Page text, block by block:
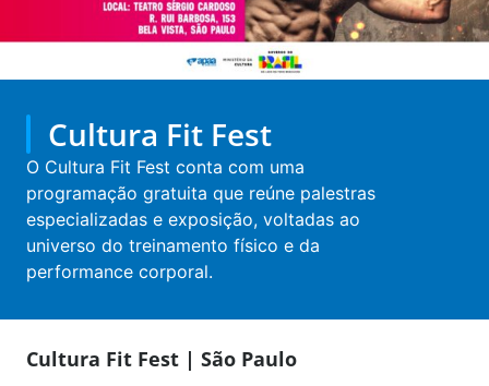
Cultura Fit Fest
O Cultura Fit Fest conta com uma
programação gratuita que reúne palestras
especializadas e exposição, voltadas ao
universo do treinamento físico e da
performance corporal.
Cultura Fit Fest | São Paulo